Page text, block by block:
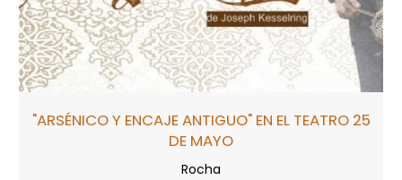
"ARSÉNICO Y ENCAJE ANTIGUO" EN EL TEATRO 25
DE MAYO
Rocha